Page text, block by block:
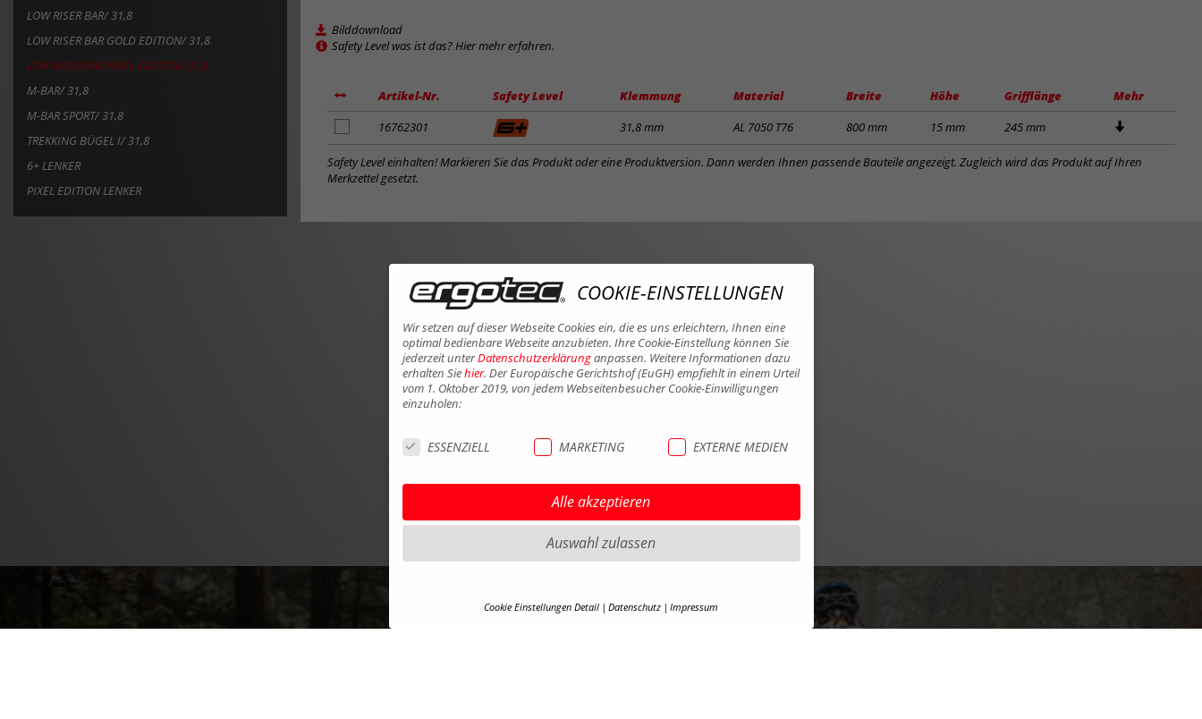
LOW RISER BAR/ 31,8
LOW RISER BAR GOLD EDITION/ 31,8
LOW RISER BAR PIXEL EDITION/ 31,8
M-BAR/ 31,8
M-BAR SPORT/ 31,8
TREKKING BÜGEL I/ 31,8
6+ LENKER
PIXEL EDITION LENKER
Bilddownload
Safety Level was ist das? Hier mehr erfahren.
Artikel-Nr. Safety Level Klemmung Material Breite Höhe Grifflänge
Mehr
zum
Merkzettel
hinzufügen
16762301 31,8 mm AL 7050 T76 800 mm 15 mm 245 mm
Safety Level einhalten! Markieren Sie das Produkt oder eine Produktversion. Dann werden Ihnen passende Bauteile angezeigt. Zugleich wird das Produkt auf Ihren
Merkzettel gesetzt.
COOKIE-EINSTELLUNGEN
Wir setzen auf dieser Webseite Cookies ein, die es uns erleichtern, Ihnen eine
optimal bedienbare Webseite anzubieten. Ihre Cookie-Einstellung können Sie
jederzeit unterDatenschutzerklärunganpassen. Weitere Informationen dazu
erhalten Siehier. Der Europäische Gerichtshof (EuGH) empfiehlt in einem Urteil
vom 1. Oktober 2019, von jedem Webseitenbesucher Cookie-Einwilligungen
einzuholen:
ESSENZIELL MARKETING EXTERNE MEDIEN
Alle akzeptieren
Auswahl zulassen
Cookie Einstellungen Detail Datenschutz Impressum